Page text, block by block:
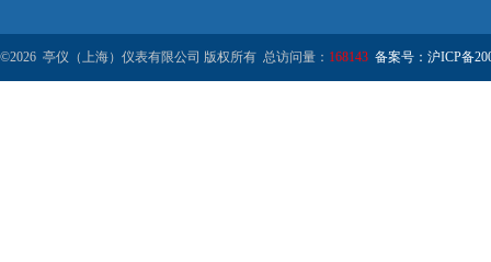
©2026 亭仪（上海）仪表有限公司 版权所有 总访问量： 168143 备案号：沪ICP备